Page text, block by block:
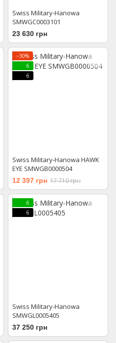
Swiss Military-Hanowa
SMWGC0003101
23 630 грн
−30%
6
6
Swiss Military-Hanowa HAWK
EYE SMWGB0000504
12 397 грн 17 710 грн
6
6
Swiss Military-Hanowa
SMWGL0005405
37 250 грн